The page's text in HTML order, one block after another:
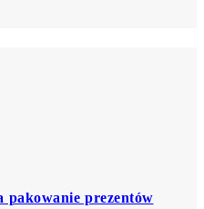
pakowanie prezentów